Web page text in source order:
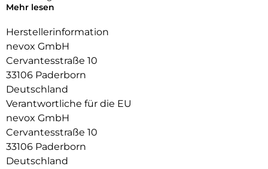
schützen Sie die Linsen vor Staubablagerungen in den
Zwischenräumen.
Mehr lesen
Herstellerinformation
nevox GmbH
Cervantesstraße 10
33106 Paderborn
Deutschland
Verantwortliche für die EU
nevox GmbH
Cervantesstraße 10
33106 Paderborn
Deutschland